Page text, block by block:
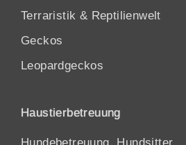
Terraristik & Reptilienwelt
Geckos
Leopardgeckos
Haustierbetreuung